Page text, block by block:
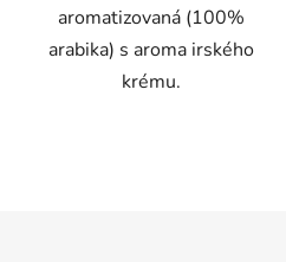
aromatizovaná (100%
arabika) s aroma irského
krému.